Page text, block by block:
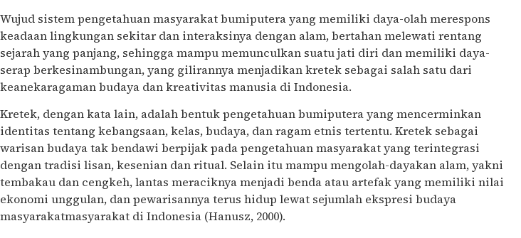
Wujud sistem pengetahuan masyarakat bumiputera yang memiliki daya-olah merespons
keadaan lingkungan sekitar dan interaksinya dengan alam, bertahan melewati rentang
sejarah yang panjang, sehingga mampu memunculkan suatu jati diri dan memiliki daya-
serap berkesinambungan, yang gilirannya menjadikan kretek sebagai salah satu dari
keanekaragaman budaya dan kreativitas manusia di Indonesia.
Kretek, dengan kata lain, adalah bentuk pengetahuan bumiputera yang mencerminkan
identitas tentang kebangsaan, kelas, budaya, dan ragam etnis tertentu. Kretek sebagai
warisan budaya tak bendawi berpijak pada pengetahuan masyarakat yang terintegrasi
dengan tradisi lisan, kesenian dan ritual. Selain itu mampu mengolah-dayakan alam, yakni
tembakau dan cengkeh, lantas meraciknya menjadi benda atau artefak yang memiliki nilai
ekonomi unggulan, dan pewarisannya terus hidup lewat sejumlah ekspresi budaya
masyarakatmasyarakat di Indonesia (Hanusz, 2000).